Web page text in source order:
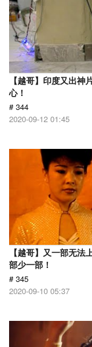
【越哥】印度又出
心！
# 344
2020-09-12 01:45
【越哥】又一部无
部少一部！
# 345
2020-09-10 05:37